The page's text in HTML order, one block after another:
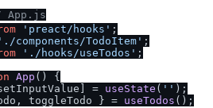
App.js
'preact/ hooks'
'. /components/TodoItem'
'. / hooks/useTodos' ;
App ( ) {
= useState ( '' );
toggleTodo } = useTodos ();